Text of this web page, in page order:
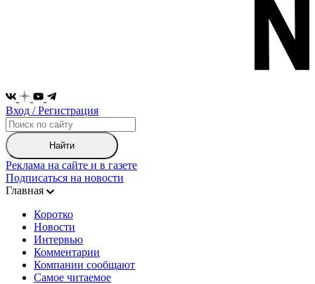
Вход / Регистрация
Найти
Реклама на сайте и в газете
Подписаться на новости
Главная
Коротко
Новости
Интервью
Комментарии
Компании сообщают
Самое читаемое